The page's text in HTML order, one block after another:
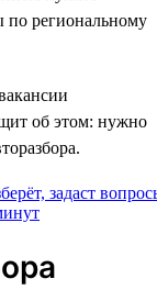
по региональному
об этом: нужно